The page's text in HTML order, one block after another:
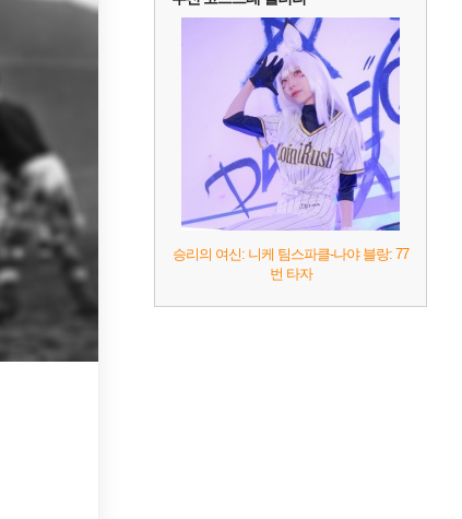
승리의 여신: 니케 팀스파클-나야 블랑: 77
번 타자